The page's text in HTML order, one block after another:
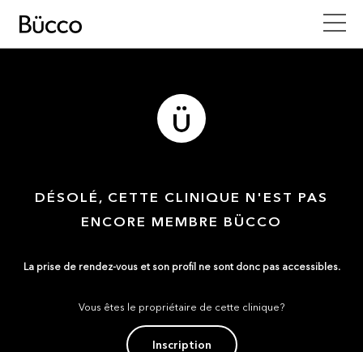
DÉSOLÉ, CETTE CLINIQUE N'EST PAS
ENCORE MEMBRE BÜCCO
La prise de rendez-vous et son profil ne sont donc pas accessibles.
Vous êtes le propriétaire de cette clinique?
Inscription